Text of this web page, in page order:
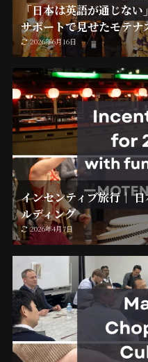
「日本は英語が通じな
サポートで見せたモテナ
2026年6月16日
インセンティブ旅行｜
ルディング
2026年4月7日